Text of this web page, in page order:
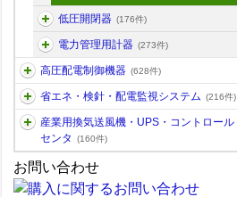
低圧開閉器 (176件)
電力管理用計器 (273件)
高圧配電制御機器 (628件)
省エネ・検針・配電監視システム (216件)
産業用換気送風機・UPS・コントロール
センタ
(160件)
お問い合わせ